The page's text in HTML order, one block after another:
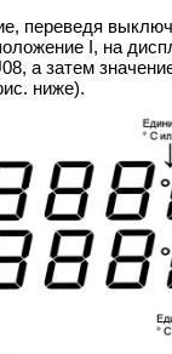
переведя
I, на
а затем
ниже).